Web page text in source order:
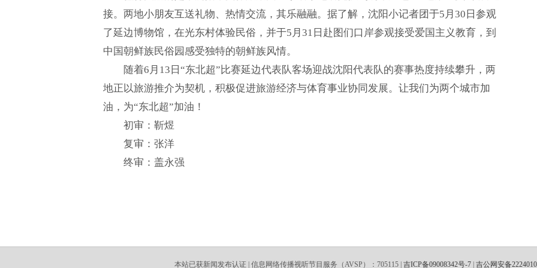
接。两地小朋友互送礼物、热情交流，其乐融融。据了解，沈阳小记者团于5月30日参观
了延边博物馆，在光东村体验民俗，并于5月31日赴图们口岸参观接受爱国主义教育，到
中国朝鲜族民俗园感受独特的朝鲜族风情。
随着6月13日“东北超”比赛延边代表队客场迎战沈阳代表队的赛事热度持续攀升，两
地正以旅游推介为契机，积极促进旅游经济与体育事业协同发展。让我们为两个城市加
油，为“东北超”加油！
初审：靳煜
复审：张洋
终审：盖永强
本站已获新闻发布认证 | 信息网络传播视听节目服务（AVSP）：705115 | 吉ICP备09008342号-7| 吉公网安备